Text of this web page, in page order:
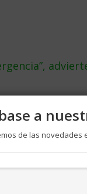
altos en 12
a
de las novedades